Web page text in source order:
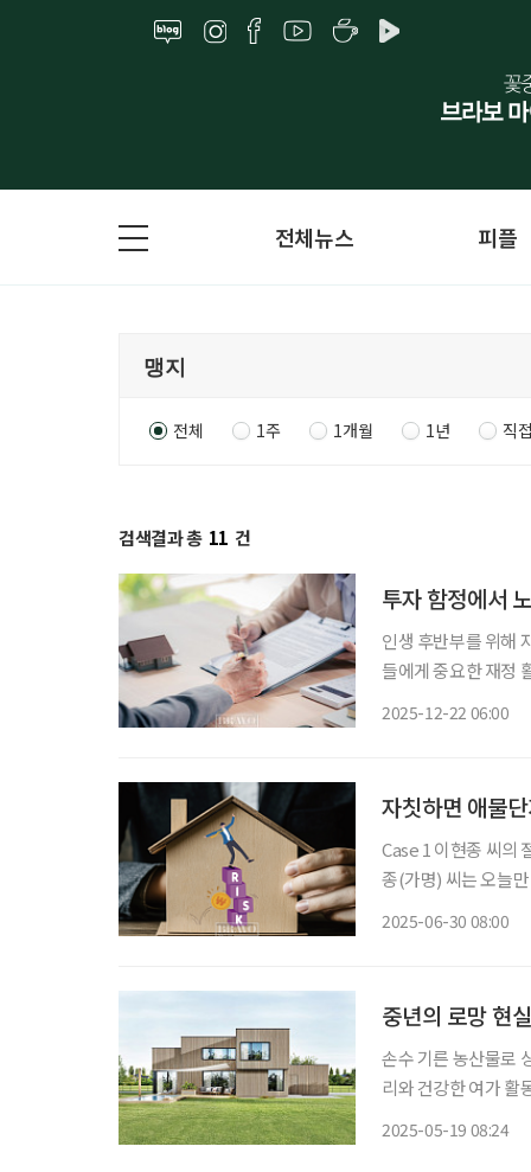
전체뉴스 피플
전체 1주 1개월 1년 직
검색결과 총 11 건
투자 함정에서
인생 후반부를 위해
들에게 중요한 재정
2025-12-22 06:00
자칫하면 애물
Case 1 이현종 씨의 절대농지
종(가명) 씨는 오늘
2025-06-30 08:00
중년의 로망 현
손수 기른 농산물로 상을
리와 건강한 여가 활
2025-05-19 08:24